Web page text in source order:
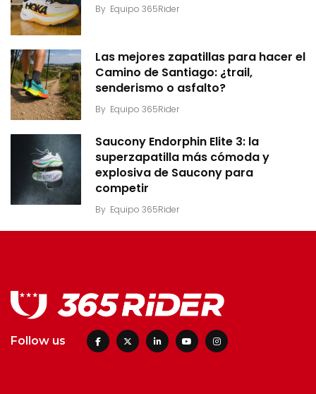
By Equipo 365Rider
Las mejores zapatillas para hacer el
Camino de Santiago: ¿trail,
senderismo o asfalto?
By Equipo 365Rider
Saucony Endorphin Elite 3: la
superzapatilla más cómoda y
explosiva de Saucony para
competir
By Equipo 365Rider
Follow us